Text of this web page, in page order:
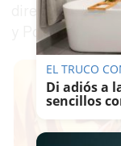
director
y Portugal.
EL TRUCO
Di adiós a
sencillos